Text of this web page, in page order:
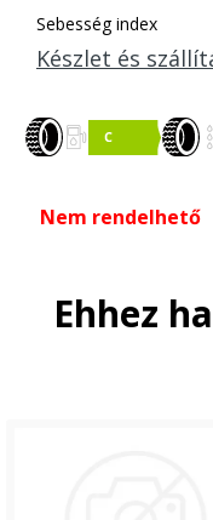
Sebesség index
Készlet és
Nem rendelhető
Ehhez